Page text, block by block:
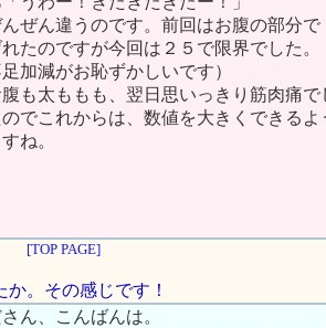
ぜん違うのです。前回はお腹の部分で
たのですが今回は２５で限界でした。
加減がお恥ずかしいです）
も太ももも、翌日思いっきり筋肉痛で
でこれからは、数値を大きくできる
ね。
[TOP PAGE]
か。その感じです！
ん、こんばんは。